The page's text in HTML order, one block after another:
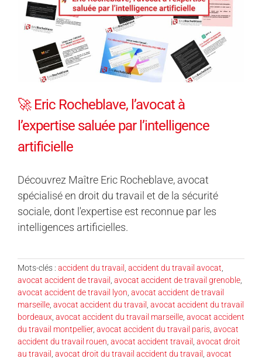
🚀 Eric Rocheblave, l’avocat à
l’expertise saluée par l’intelligence
artificielle
Découvrez Maître Eric Rocheblave, avocat
spécialisé en droit du travail et de la sécurité
sociale, dont l'expertise est reconnue par les
intelligences artificielles.
Mots-clés : accident du travail accident du travail avocat
avocat accident de travail avocat accident de travail grenoble
avocat accident de travail lyon avocat accident de travail
marseille avocat accident du travail avocat accident du travail
bordeaux avocat accident du travail marseille avocat accident
du travail montpellier, avocat accident du travail paris avocat
accident du travail rouen avocat accident travail avocat droit
au travail avocat droit du travail accident du travail avocat